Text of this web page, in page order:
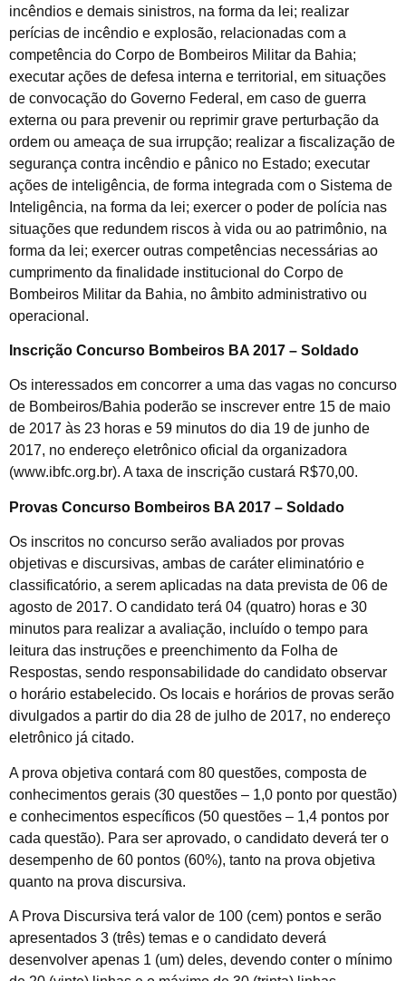
incêndios e demais sinistros, na forma da lei; realizar
perícias de incêndio e explosão, relacionadas com a
competência do Corpo de Bombeiros Militar da Bahia;
executar ações de defesa interna e territorial, em situações
de convocação do Governo Federal, em caso de guerra
externa ou para prevenir ou reprimir grave perturbação da
ordem ou ameaça de sua irrupção; realizar a fiscalização de
segurança contra incêndio e pânico no Estado; executar
ações de inteligência, de forma integrada com o Sistema de
Inteligência, na forma da lei; exercer o poder de polícia nas
situações que redundem riscos à vida ou ao patrimônio, na
forma da lei; exercer outras competências necessárias ao
cumprimento da finalidade institucional do Corpo de
Bombeiros Militar da Bahia, no âmbito administrativo ou
operacional.
Inscrição Concurso Bombeiros BA 2017 – Soldado
Os interessados em concorrer a uma das vagas no concurso
de Bombeiros/Bahia poderão se inscrever entre 15 de maio
de 2017 às 23 horas e 59 minutos do dia 19 de junho de
2017, no endereço eletrônico oficial da organizadora
(www.ibfc.org.br). A taxa de inscrição custará R$70,00.
Provas Concurso Bombeiros BA 2017 – Soldado
Os inscritos no concurso serão avaliados por provas
objetivas e discursivas, ambas de caráter eliminatório e
classificatório, a serem aplicadas na data prevista de 06 de
agosto de 2017. O candidato terá 04 (quatro) horas e 30
minutos para realizar a avaliação, incluído o tempo para
leitura das instruções e preenchimento da Folha de
Respostas, sendo responsabilidade do candidato observar
o horário estabelecido. Os locais e horários de provas serão
divulgados a partir do dia 28 de julho de 2017, no endereço
eletrônico já citado.
A prova objetiva contará com 80 questões, composta de
conhecimentos gerais (30 questões – 1,0 ponto por questão)
e conhecimentos específicos (50 questões – 1,4 pontos por
cada questão). Para ser aprovado, o candidato deverá ter o
desempenho de 60 pontos (60%), tanto na prova objetiva
quanto na prova discursiva.
A Prova Discursiva terá valor de 100 (cem) pontos e serão
apresentados 3 (três) temas e o candidato deverá
desenvolver apenas 1 (um) deles, devendo conter o mínimo